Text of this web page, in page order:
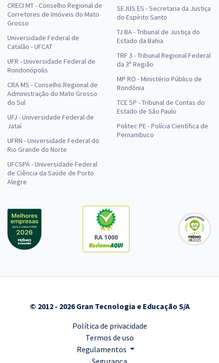
CRECI MT - Conselho Regional de
Corretores de Imóveis do Mato
Grosso
Universidade Federal de
Catalão - UFCAT
UFR - Universidade Federal de
Rondonópolis
CRA MS - Conselho Regional de
Administração do Mato Grosso
do Sul
UFJ - Universidade Federal de
Jataí
UFRN - Universidade Federal do
Rio Grande do Norte
UFCSPA - Universidade Federal
de Ciência da Saúde de Porto
Alegre
SEJUS ES - Secretaria da Justiça
do Espírito Santo
TJ BA - Tribunal de Justiça do
Estado da Bahia
TRF 3 - Tribunal Regional Federal
da 3ª Região
MP RO - Ministério Público de
Rondônia
TCE SP - Tribunal de Contas do
Estado de São Paulo
Politec PE - Polícia Científica de
Pernambuco
RA 1000
© 2012 - 2026 Gran Tecnologia e Educação S/A
Política de privacidade
Termos de uso
Regulamentos
Segurança